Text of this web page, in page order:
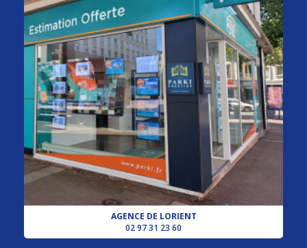
AGENCE DE LORIENT
02 97 31 23 60